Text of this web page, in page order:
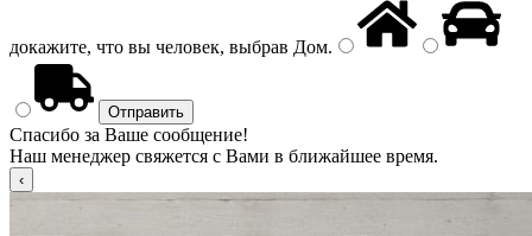
докажите, что вы человек, выбрав Дом.
Спасибо за Ваше сообщение!
Наш менеджер свяжется с Вами в ближайшее время.